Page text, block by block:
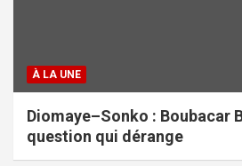
À LA UNE
Diomaye–Sonko : Boubacar
question qui dérange